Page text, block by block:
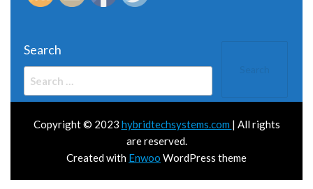
Search
Copyright © 2023 hybridtechsystems.com | All rights
are reserved.
Created with Enwoo WordPress theme